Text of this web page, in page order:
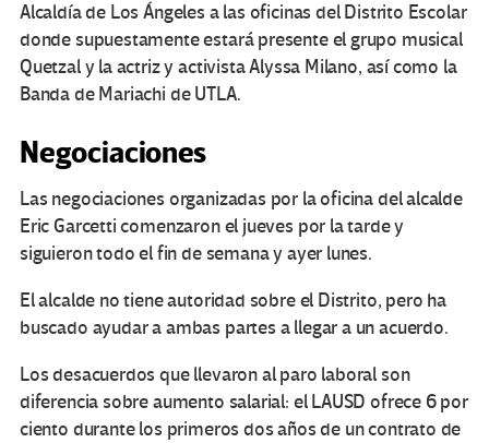
Alcaldía de Los Ángeles a las oficinas del Distrito Escolar
donde supuestamente estará presente el grupo musical
Quetzal y la actriz y activista Alyssa Milano, así como la
Banda de Mariachi de UTLA.
Negociaciones
Las negociaciones organizadas por la oficina del alcalde
Eric Garcetti comenzaron el jueves por la tarde y
siguieron todo el fin de semana y ayer lunes.
El alcalde no tiene autoridad sobre el Distrito, pero ha
buscado ayudar a ambas partes a llegar a un acuerdo.
Los desacuerdos que llevaron al paro laboral son
diferencia sobre aumento salarial: el LAUSD ofrece 6 por
ciento durante los primeros dos años de un contrato de